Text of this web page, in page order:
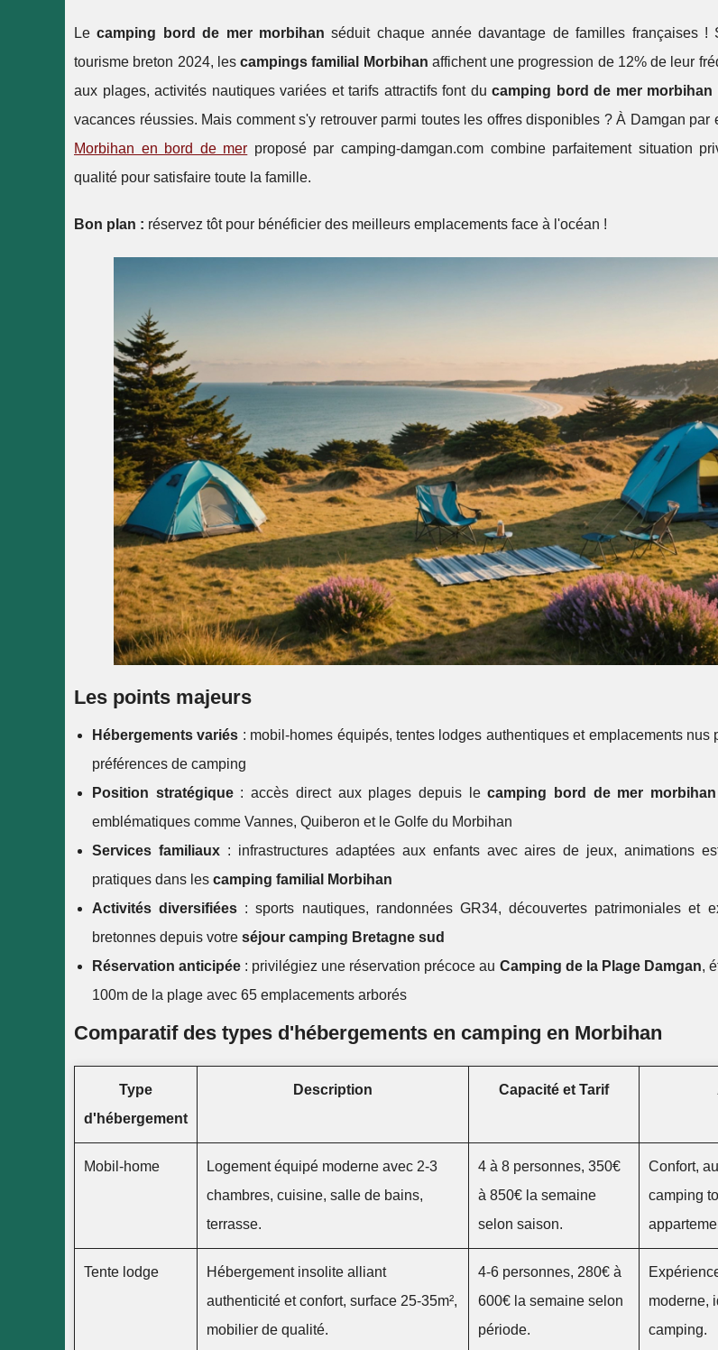
Lecamping bord de mer morbihan séduit chaque année davantage de familles françaises !
tourisme breton 2024, les campings familial Morbihan affichent une progression de 12% de leur
aux plages, activités nautiques variées et tarifs attractifs font ducamping bord de mer morbihan
vacances réussies. Mais comment s'y retrouver parmi toutes les offres disponibles ? À Damgan par
Morbihan en bord de mer proposé par camping-damgan.com combine parfaitement situation
qualité pour satisfaire toute la famille.
Bon plan : réservez tôt pour bénéficier des meilleurs emplacements face à l'océan !
Les points majeurs
Hébergements variés : mobil-homes équipés, tentes lodges authentiques et emplacements nus
préférences de camping
Position stratégique: accès direct aux plages depuis lecamping bord de mer morbihan
emblématiques comme Vannes, Quiberon et le Golfe du Morbihan
Services familiaux: infrastructures adaptées aux enfants avec aires de jeux, animations
pratiques dans les camping familial Morbihan
Activités diversifiées : sports nautiques, randonnées GR34, découvertes patrimoniales et
bretonnes depuis votre séjour camping Bretagne sud
Réservation anticipée : privilégiez une réservation précoce au Camping de la Plage Damgan,
100m de la plage avec 65 emplacements arborés
Comparatif des types d'hébergements en camping en Morbihan
Type
d'hébergement
Description Capacité et Tarif
Mobil-home
Logement équipé moderne avec 2-3
chambres, cuisine, salle de bains,
terrasse.
4 à 8 personnes, 350€
à 850€ la semaine
selon saison.
Confort,
camping
Tente lodge
Hébergement insolite alliant
authenticité et confort, surface 25-35m²,
mobilier de qualité.
4-6 personnes, 280€ à
600€ la semaine selon
période.
moderne,
camping.